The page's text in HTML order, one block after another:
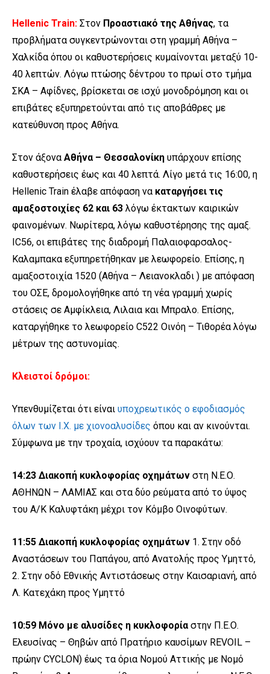
Hellenic Train: Στον Προαστιακό της Αθήνας, τα
προβλήματα συγκεντρώνονται στη γραμμή Αθήνα –
Χαλκίδα όπου οι καθυστερήσεις κυμαίνονται μεταξύ 10-
40 λεπτών. Λόγω πτώσης δέντρου το πρωί στο τμήμα
ΣΚΑ – Αφίδνες, βρίσκεται σε ισχύ μονοδρόμηση και οι
επιβάτες εξυπηρετούνται από τις αποβάθρες με
κατεύθυνση προς Αθήνα.
Στον άξοναΑθήνα – Θεσσαλονίκη υπάρχουν επίσης
καθυστερήσεις έως και 40 λεπτά. Λίγο μετά τις 16:00, η
Hellenic Train έλαβε απόφαση να καταργήσει τις
αμαξοστοιχίες 62 και 63 λόγω έκτακτων καιρικών
φαινομένων. Νωρίτερα, λόγω καθυστέρησης της αμαξ.
IC56, οι επιβάτες της διαδρομή Παλαιοφαρσαλος-
Καλαμπακα εξυπηρετήθηκαν με λεωφορείο. Επίσης, η
αμαξοστοιχία 1520 (Αθήνα – Λειανοκλαδι ) με απόφαση
του ΟΣΕ, δρομολογήθηκε από τη νέα γραμμή χωρίς
στάσεις σε Αμφίκλεια, Λιλαια και Μπραλο. Επίσης,
καταργήθηκε το λεωφορείο C522 Οινόη – Τιθορέα λόγω
μέτρων της αστυνομίας.
Κλειστοί δρόμοι:
Υπενθυμίζεται ότι είναι υποχρεωτικός ο εφοδιασμός
όλων των Ι.Χ. με χιονοαλυσίδες όπου και αν κινούνται.
Σύμφωνα με την τροχαία, ισχύουν τα παρακάτω:
14:23 Διακοπή κυκλοφορίας οχημάτων στη Ν.Ε.Ο.
ΑΘΗΝΩΝ – ΛΑΜΙΑΣ και στα δύο ρεύματα από το ύψος
του Α/Κ Καλυφτάκη μέχρι τον Κόμβο Οινοφύτων.
11:55 Διακοπή κυκλοφορίας οχημάτων 1. Στην οδό
Αναστάσεων του Παπάγου, από Ανατολής προς Υμηττό,
2. Στην οδό Εθνικής Αντιστάσεως στην Καισαριανή, από
Λ. Κατεχάκη προς Υμηττό
10:59 Μόνο με αλυσίδες η κυκλοφορίαστην Π.Ε.Ο.
Ελευσίνας – Θηβών από Πρατήριο καυσίμων REVOIL –
πρώην CYCLON) έως τα όρια Νομού Αττικής με Νομό